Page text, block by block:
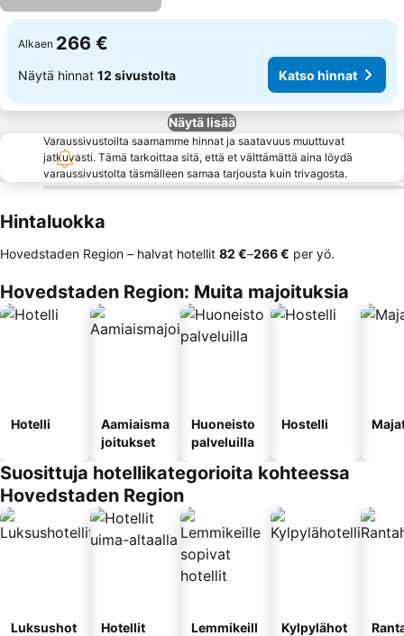
Alkaen 266 €
Näytä hinnat 12 sivustolta Katso hinnat
Näytä lisää
Varaussivustoilta saamamme hinnat ja saatavuus muuttuvat
jatkuvasti. Tämä tarkoittaa sitä, että et välttämättä aina löydä
varaussivustolta täsmälleen samaa tarjousta kuin trivagosta.
Hintaluokka
Hovedstaden Region – halvat hotellit ‎82 €–‎266 € per yö.
Hovedstaden Region: Muita majoituksia
Hotelli
Aamiaisma
joitukset
Huoneisto
palveluilla
Hostelli
Suosittuja hotellikategorioita kohteessa
Hovedstaden Region
Luksushot
Hotellit
Lemmikeill
Kylpylähot